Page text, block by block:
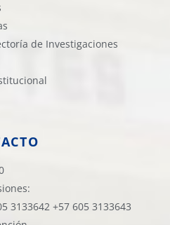
de Investigaciones
3133642 +57 605 3133643